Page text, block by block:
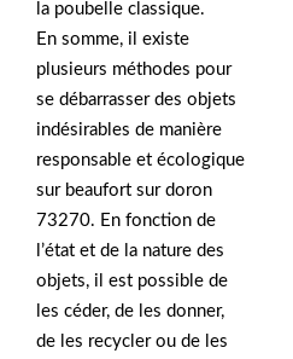
la poubelle classique.
En somme, il existe
plusieurs méthodes pour
se débarrasser des objets
indésirables de manière
responsable et écologique
sur beaufort sur doron
73270. En fonction de
l’état et de la nature des
objets, il est possible de
les céder, de les donner,
de les recycler ou de les